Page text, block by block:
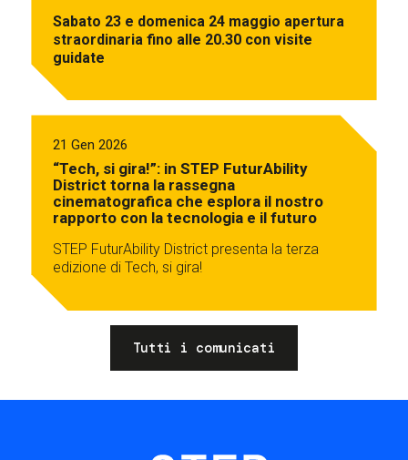
Sabato 23 e domenica 24 maggio apertura
straordinaria fino alle 20.30 con visite
guidate
21 Gen 2026
“Tech, si gira!”: in STEP FuturAbility
District torna la rassegna
cinematografica che esplora il nostro
rapporto con la tecnologia e il futuro
STEP FuturAbility District presenta la terza
edizione di Tech, si gira!
Tutti i comunicati